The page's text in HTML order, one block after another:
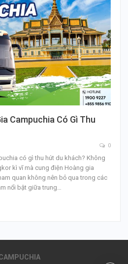
Campuchia Có Gì Thu
0
có gì thu hút du khách? Không
kì vĩ mà cung điện Hoàng gia
quan không nên bỏ qua trong các
nổi bật giữa trung…